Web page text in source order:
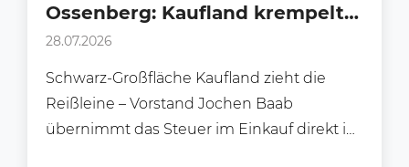
Ossenberg: Kaufland krempelt
den internationalen Einkauf
28.07.2026
Schwarz-Großfläche Kaufland zieht die
Reißleine – Vorstand Jochen Baab
übernimmt das Steuer im Einkauf direkt in